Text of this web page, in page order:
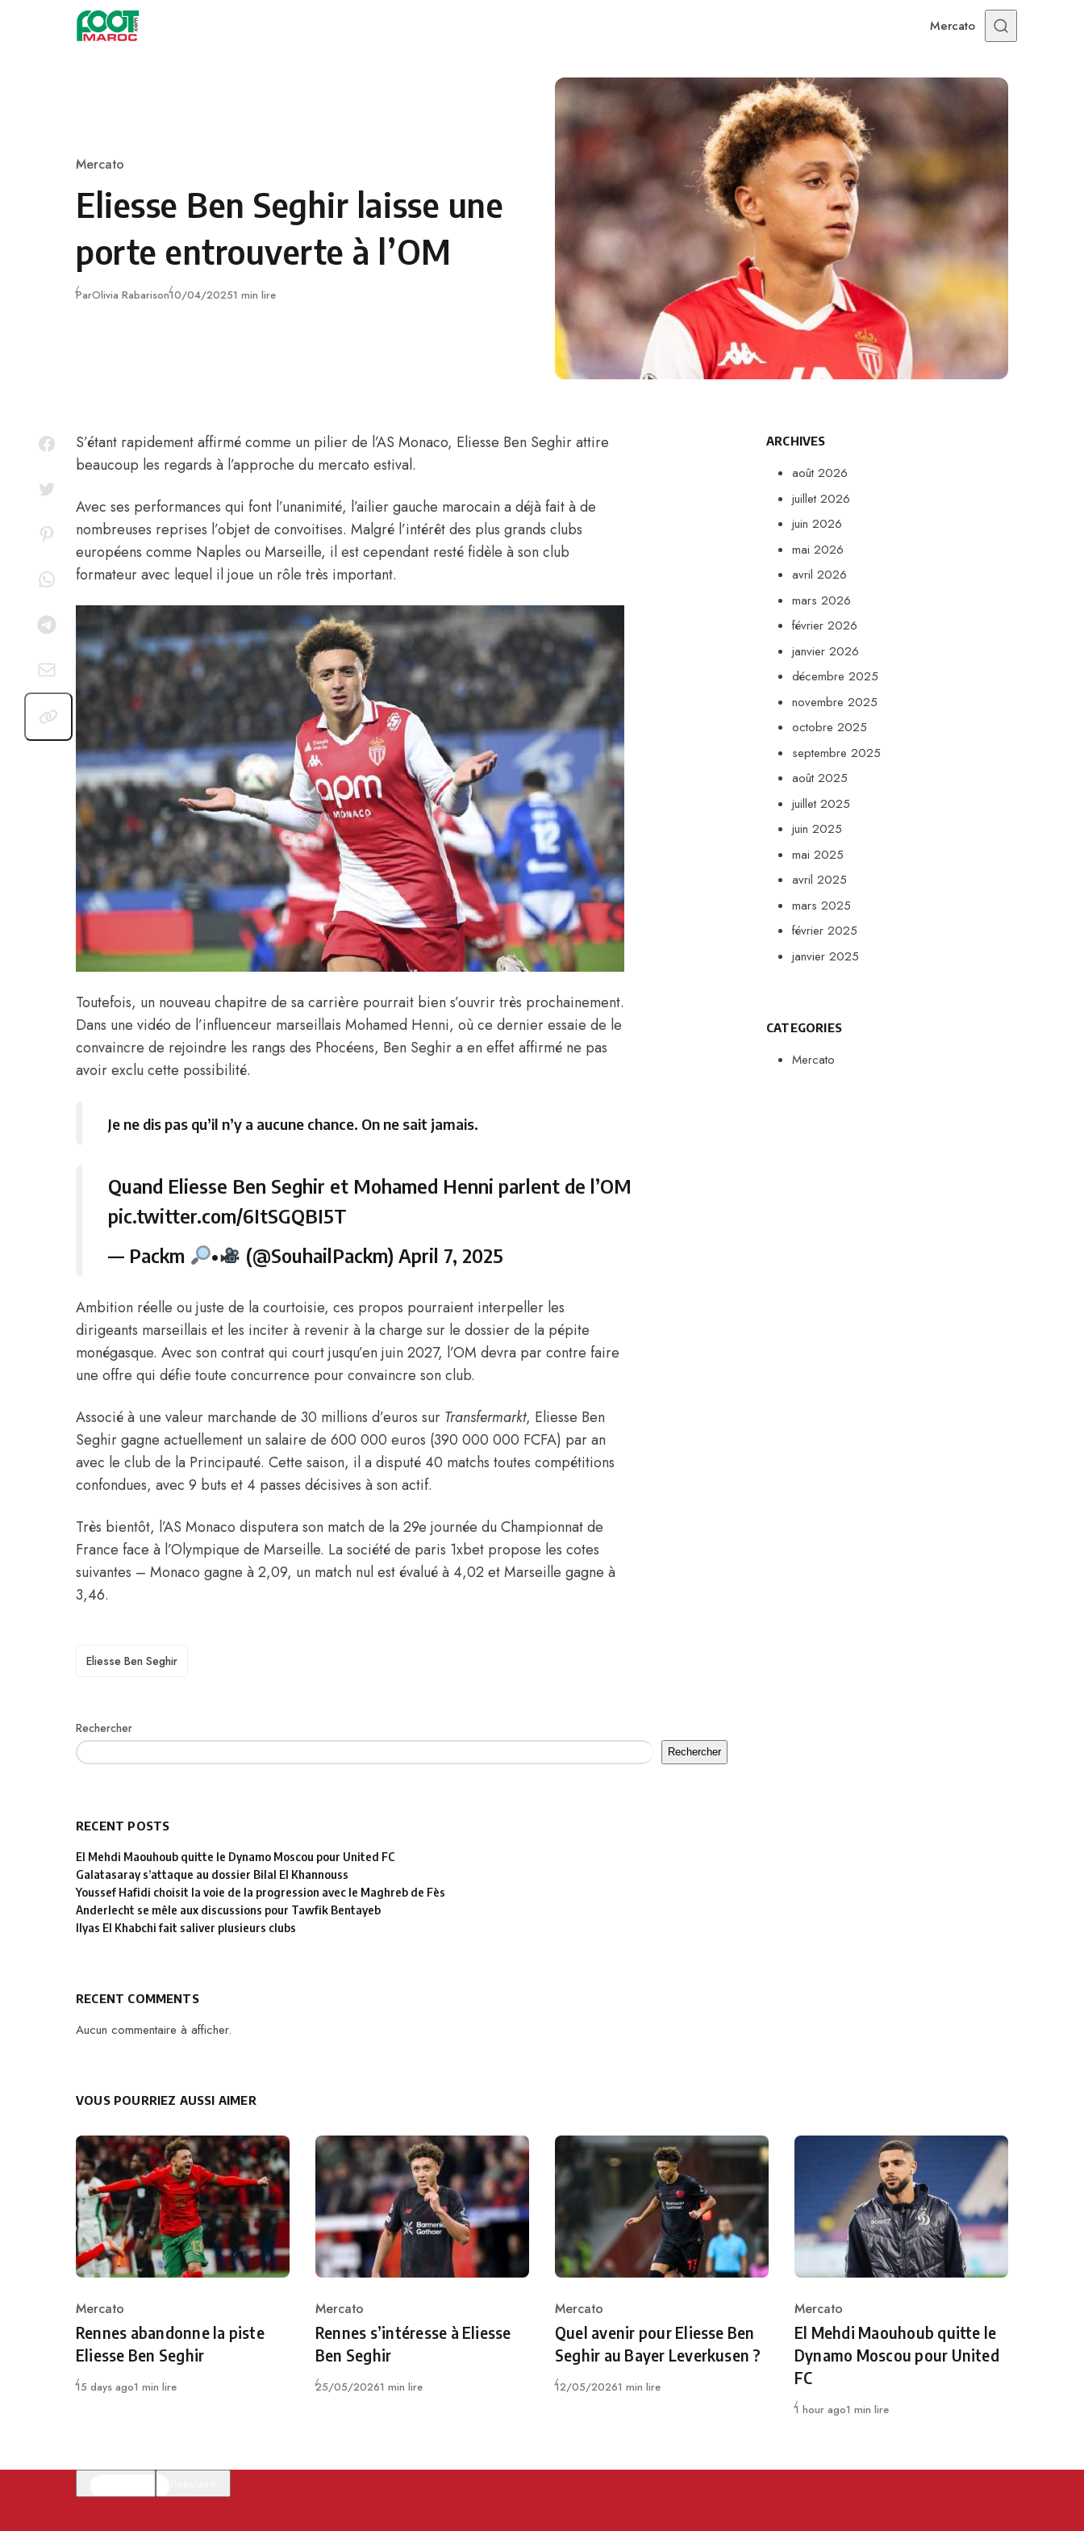
Skip to content
Mercato
Category
Mercato
Eliesse Ben Seghir laisse une
porte entrouverte à l’OM
ParOlivia RabarisonPublié
10/04/20251 min lire
S’étant rapidement affirmé comme un pilier de l’AS Monaco, Eliesse Ben Seghirattire
beaucoup les regards à l’approche du mercato estival.
Avec ses performances qui font l’unanimité, l’ailier gauche marocain a déjà fait à de
nombreuses reprises l’objet de convoitises. Malgré l’intérêt des plus grands clubs
européens comme Naples ou Marseille, il est cependant resté fidèle à son club
formateur avec lequel il joue un rôle très important.
Toutefois, un nouveau chapitre de sa carrière pourrait bien s’ouvrir très prochainement.
Dans une vidéo de l’influenceur marseillais Mohamed Henni, où ce dernier essaie de le
convaincre de rejoindre les rangs des Phocéens, Ben Seghir a en effet affirmé ne pas
avoir exclu cette possibilité.
Je ne dis pas qu’il n’y a aucune chance. On ne sait jamais.
Quand Eliesse Ben Seghir et Mohamed Henni parlent de l’OM
pic.twitter.com/6ItSGQBI5T
— Packm
• (@SouhailPackm) April 7, 2025
Ambition réelle ou juste de la courtoisie, ces propos pourraient interpeller les
dirigeants marseillais et les inciter à revenir à la charge sur le dossier de la pépite
monégasque. Avec son contrat qui court jusqu’en juin 2027, l’OM devra par contre faire
une offre qui défie toute concurrence pour convaincre son club.
Associé à une valeur marchande de 30 millions d’euros sur Transfermarkt, Eliesse Ben
Seghir gagne actuellement un salaire de 600 000 euros (390 000 000 FCFA) par an
avec le club de la Principauté. Cette saison, il a disputé 40 matchs toutes compétitions
confondues, avec 9 buts et 4 passes décisives à son actif.
Très bientôt, l’AS Monaco disputera son match de la 29e journée du Championnat de
France face à l’Olympique de Marseille. La société de paris 1xbet propose les cotes
suivantes – Monaco gagne à 2,09, un match nul est évalué à 4,02 et Marseille gagne à
3,46.
TAGS
Eliesse Ben Seghir
Rechercher
Rechercher
RECENT POSTS
El Mehdi Maouhoub quitte le Dynamo Moscou pour United FC
Galatasaray s’attaque au dossier Bilal El Khannouss
Youssef Hafidi choisit la voie de la progression avec le Maghreb de Fès
Anderlecht se mêle aux discussions pour Tawfik Bentayeb
Ilyas El Khabchi fait saliver plusieurs clubs
RECENT COMMENTS
Aucun commentaire à afficher.
ARCHIVES
août 2026
juillet 2026
juin 2026
mai 2026
avril 2026
mars 2026
février 2026
janvier 2026
décembre 2025
novembre 2025
octobre 2025
septembre 2025
août 2025
juillet 2025
juin 2025
mai 2025
avril 2025
mars 2025
février 2025
janvier 2025
CATEGORIES
Mercato
VOUS POURRIEZ AUSSI AIMER
Category
Mercato
Rennes abandonne la piste
Eliesse Ben Seghir
Publié
15 days ago1 min lire
Category
Mercato
Rennes s’intéresse à Eliesse
Ben Seghir
Publié
25/05/20261 min lire
Category
Mercato
Quel avenir pour Eliesse Ben
Seghir au Bayer Leverkusen ?
Publié
12/05/20261 min lire
Category
Mercato
El Mehdi Maouhoub quitte le
Dynamo Moscou pour United
FC
Publié
1 hour ago1 min lire